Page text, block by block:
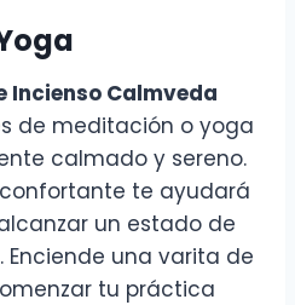
Incienso Calmveda
de meditación o yoga
calmado y sereno.
te ayudará
un estado de
una varita de
tu práctica